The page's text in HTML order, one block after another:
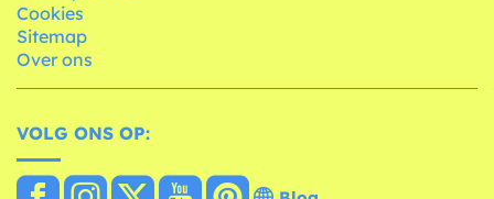
Cookies
Sitemap
Over ons
VOLG ONS OP: